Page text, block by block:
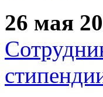
26 мая